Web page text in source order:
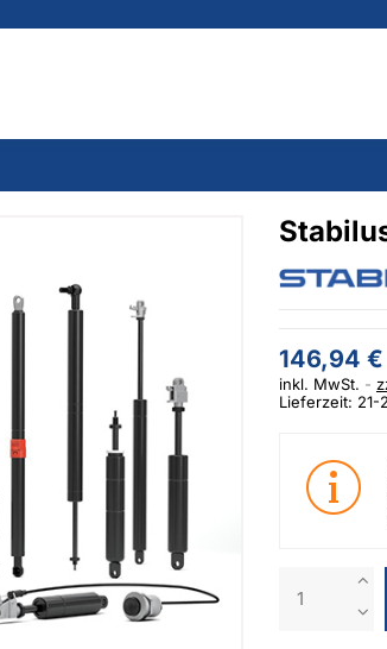
146,94 €
inkl. MwSt.
Lieferzeit: 21-